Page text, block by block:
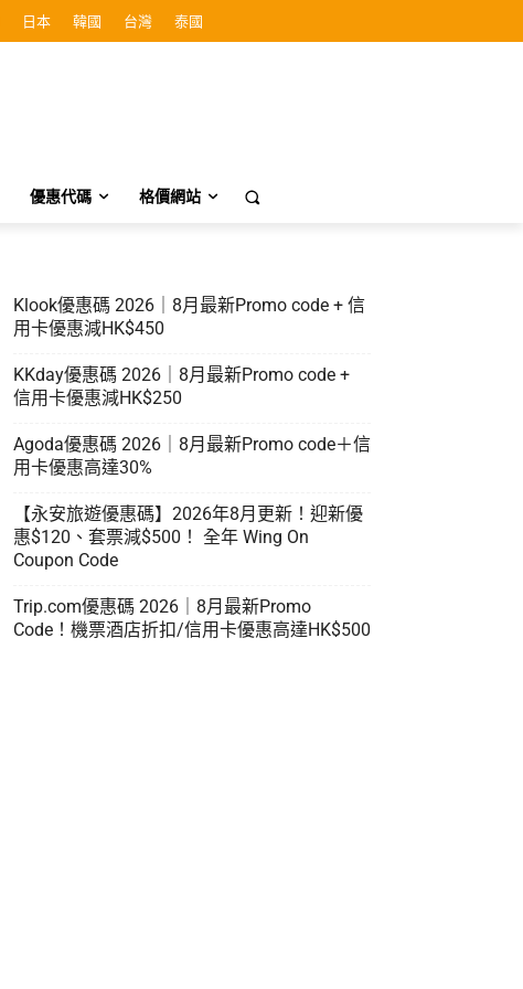
日本 韓國 台灣 泰國
優惠代碼 格價網站
Klook優惠碼 2026｜8月最新Promo code + 信
用卡優惠減HK$450
KKday優惠碼 2026｜8月最新Promo code +
信用卡優惠減HK$250
Agoda優惠碼 2026｜8月最新Promo code＋信
用卡優惠高達30%
【永安旅遊優惠碼】2026年8月更新！迎新優
惠$120、套票減$500！ 全年 Wing On
Coupon Code
Trip.com優惠碼 2026｜8月最新Promo
Code！機票酒店折扣/信用卡優惠高達HK$500